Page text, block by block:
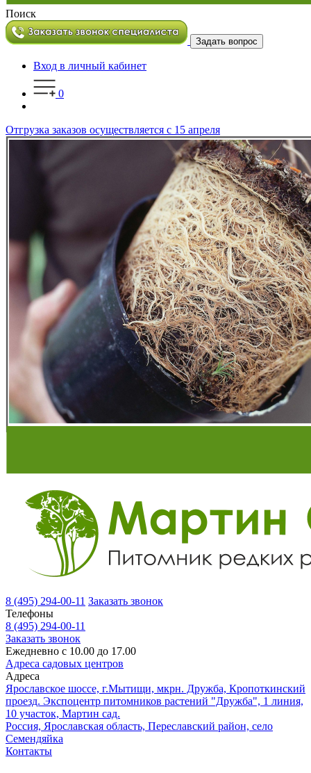
Поиск
Задать вопрос
Вход в личный кабинет
0
Отгрузка заказов осуществляется с 15 апреля
8 (495) 294-00-11 Заказать звонок
Телефоны
8 (495) 294-00-11
Заказать звонок
Ежедневно с 10.00 до 17.00
Адреса садовых центров
Адреса
Ярославское шоссе, г.Мытищи, мкрн. Дружба, Кропоткинский
проезд. Экспоцентр питомников растений "Дружба", 1 линия,
10 участок, Мартин сад.
Россия, Ярославская область, Переславский район, село
Семендяйка
Контакты